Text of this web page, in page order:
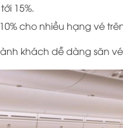
15%.
cho nhiều hạng vé
khách dễ dàng săn